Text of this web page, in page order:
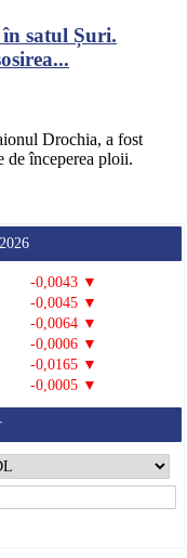
satul Șuri.
Drochia, a fost
de începerea ploii.
-0,0043 ▼
-0,0045 ▼
-0,0064 ▼
-0,0006 ▼
-0,0165 ▼
-0,0005 ▼